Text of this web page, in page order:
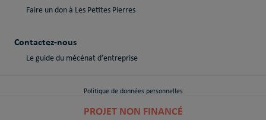
PROJET NON FINANCÉ
Faire un don à Les Petites Pierres
Contactez-nous
Le guide du mécénat d’entreprise
Politique de données personnelles
Politique de cookies